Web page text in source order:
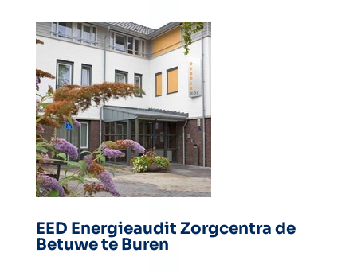
EED Energieaudit Zorgcentra de
Betuwe te Buren